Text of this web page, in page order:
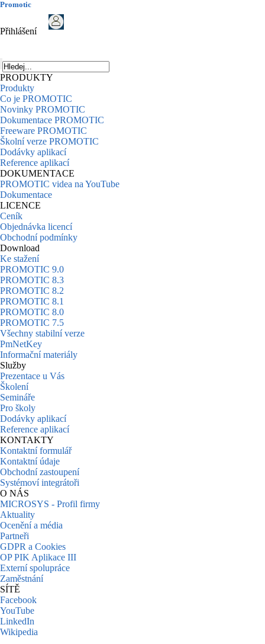
Promotic
Přihlášení
PRODUKTY
Produkty
Co je PROMOTIC
Novinky PROMOTIC
Dokumentace PROMOTIC
Freeware PROMOTIC
Školní verze PROMOTIC
Dodávky aplikací
Reference aplikací
DOKUMENTACE
PROMOTIC videa na YouTube
Dokumentace
LICENCE
Ceník
Objednávka licencí
Obchodní podmínky
Download
Ke stažení
PROMOTIC 9.0
PROMOTIC 8.3
PROMOTIC 8.2
PROMOTIC 8.1
PROMOTIC 8.0
PROMOTIC 7.5
Všechny stabilní verze
PmNetKey
Informační materiály
Služby
Prezentace u Vás
Školení
Semináře
Pro školy
Dodávky aplikací
Reference aplikací
KONTAKTY
Kontaktní formulář
Kontaktní údaje
Obchodní zastoupení
Systémoví integrátoři
O NÁS
MICROSYS - Profil firmy
Aktuality
Ocenění a média
Partneři
GDPR a Cookies
OP PIK Aplikace III
Externí spolupráce
Zaměstnání
SÍTĚ
Facebook
YouTube
LinkedIn
Wikipedia